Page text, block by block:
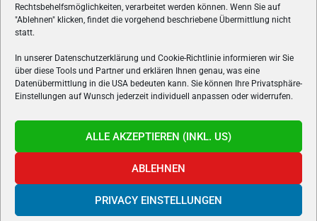
Rechtsbehelfsmöglichkeiten, verarbeitet werden können. Wenn Sie auf
"Ablehnen" klicken, findet die vorgehend beschriebene Übermittlung nicht
statt.
In unserer Datenschutzerklärung und Cookie-Richtlinie informieren wir Sie
über diese Tools und Partner und erklären Ihnen genau, was eine
Datenübermittlung in die USA bedeuten kann. Sie können Ihre Privatsphäre-
Einstellungen auf Wunsch jederzeit individuell anpassen oder widerrufen.
ALLE AKZEPTIEREN (INKL. US)
ABLEHNEN
PRIVACY EINSTELLUNGEN
Hardware und aus der Welt des e-Sport's.
FOLGE UNS
Gamers.at v6 © 1999-2024 All Rights Reserved -Kontakt|Impressum|